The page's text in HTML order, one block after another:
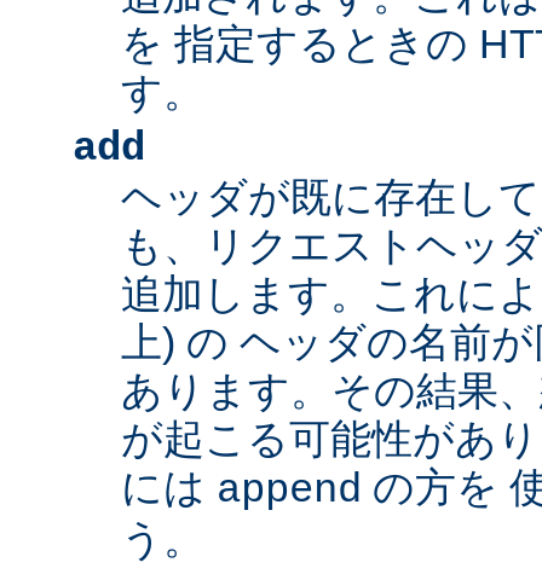
を 指定するときの
す。
add
ヘッダが既に存在し
も、リクエストヘッ
追加します。これに
上) の ヘッダの名前
あります。その結果
が起こる可能性があ
には append の方を
う。